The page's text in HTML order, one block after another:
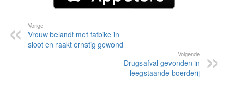
Vorige
Vrouw belandt met fatbike in
sloot en raakt ernstig gewond
Volgende
Drugsafval gevonden in
leegstaande boerderij